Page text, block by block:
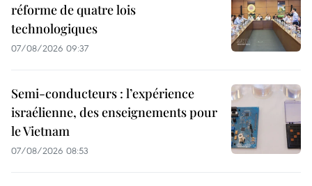
réforme de quatre lois
technologiques
07/08/2026 09:37
Semi-conducteurs : l’expérience
israélienne, des enseignements pour
le Vietnam
07/08/2026 08:53